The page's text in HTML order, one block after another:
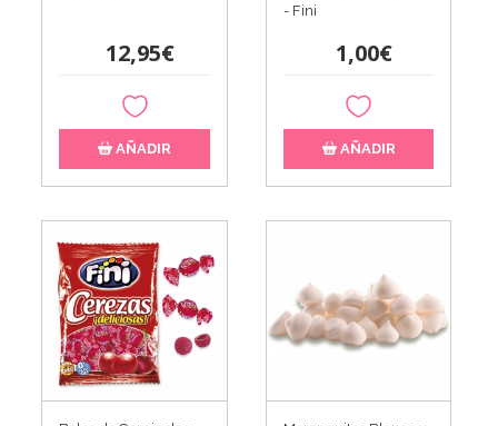
12,95€
AÑADIR
- Fini
1,00€
AÑADIR